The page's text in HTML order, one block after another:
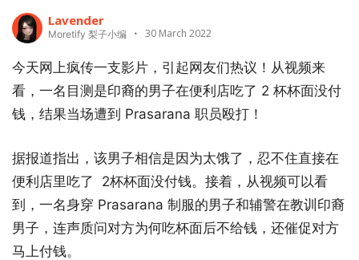
Lavender
Moretify 梨子小编 30 March 2022
今天网上疯传一支影片，引起网友们热议！从视频来
看，一名目测是印裔的男子在便利店吃了 2 杯杯面没付
钱，结果当场遭到 Prasarana 职员殴打！
据报道指出，该男子相信是因为太饿了，忍不住直接在
便利店里吃了 2杯杯面没付钱。接着，从视频可以看
到，一名身穿 Prasarana 制服的男子和辅警在教训印裔
男子，连声质问对方为何吃杯面后不给钱，还催促对方
马上付钱。